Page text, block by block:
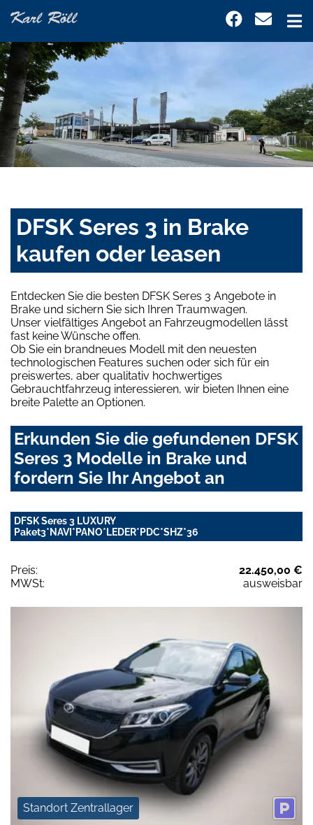
DFSK Seres 3 in Brake
kaufen oder leasen
Entdecken Sie die besten DFSK Seres 3 Angebote in
Brake und sichern Sie sich Ihren Traumwagen.
Unser vielfältiges Angebot an Fahrzeugmodellen lässt
fast keine Wünsche offen.
Ob Sie ein brandneues Modell mit den neuesten
technologischen Features suchen oder sich für ein
preiswertes, aber qualitativ hochwertiges
Gebrauchtfahrzeug interessieren, wir bieten Ihnen eine
breite Palette an Optionen.
Erkunden Sie die gefundenen DFSK
Seres 3 Modelle in Brake und
fordern Sie Ihr Angebot an
DFSK Seres 3 LUXURY
Paket3*NAVI*PANO*LEDER*PDC*SHZ*36
Preis:
22.450,00 €
MWSt:
ausweisbar
Standort Zentrallager